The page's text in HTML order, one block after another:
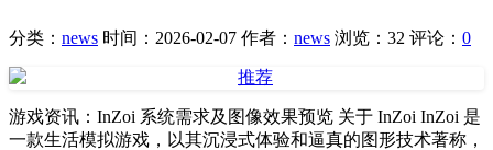
分类： news 时间：2026-02-07 作者： news 浏览：32 评论： 0
游戏资讯：InZoi 系统需求及图像效果预览 关于 InZoi InZoi 是
一款生活模拟游戏，以其沉浸式体验和逼真的图形技术著称，